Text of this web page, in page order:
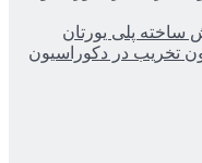
ساخته پلی یورتان
تخریب در دکوراسیون